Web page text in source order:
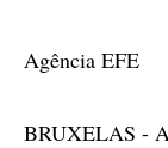
Agência EFE
BRUXELAS - A